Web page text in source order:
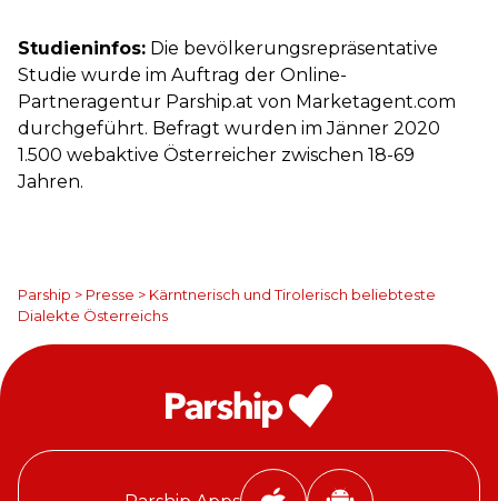
Studieninfos: Die bevölkerungsrepräsentative
Studie wurde im Auftrag der Online-
Partneragentur Parship.at von Marketagent.com
durchgeführt. Befragt wurden im Jänner 2020
1.500 webaktive Österreicher zwischen 18-69
Jahren.
Parship > Presse > Kärntnerisch und Tirolerisch beliebteste
Dialekte Österreichs